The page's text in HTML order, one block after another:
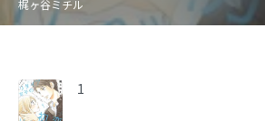
梶ヶ谷ミチル
1